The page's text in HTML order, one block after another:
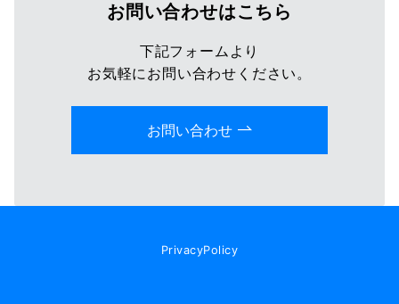
お問い合わせはこちら
下記フォームより
お気軽にお問い合わせください。
お問い合わせ
PrivacyPolicy